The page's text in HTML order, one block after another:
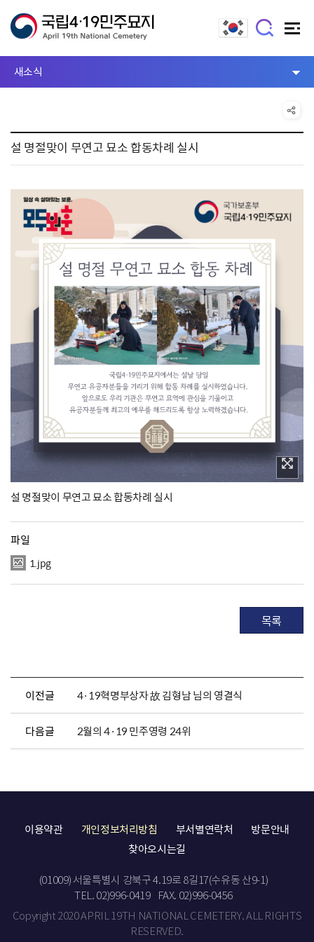
새소식
설 명절맞이 무연고 묘소 합동차례 실시
설 명절맞이 무연고 묘소 합동차례 실시
파일
1.jpg
목록
이전글 4·19혁명부상자 故 김형남 님의 영결식
다음글 2월의 4·19 민주영령 24위
이용약관 개인정보처리방침 부서별연락처
방문안내
찾아오시는길
(01009) 서울특별시 강북구 4.19로 8길17(수유동 산9-1)
TEL. 02)996-0419
FAX. 02)996-0456
Copyright 2020 APRIL 19TH NATIONAL CEMETERY. ALL RIGHTS
RESERVED.